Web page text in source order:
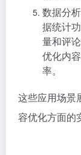
数据分
据统计
量和评
优化内
率。
这些应用场景
容优化方面的